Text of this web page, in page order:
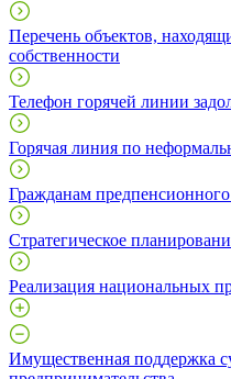
Перечень объектов,
собственности
Телефон горячей линии
Горячая линия по
Гражданам предпенсионного
Стратегическое
Реализация национальных
Имущественная поддержка